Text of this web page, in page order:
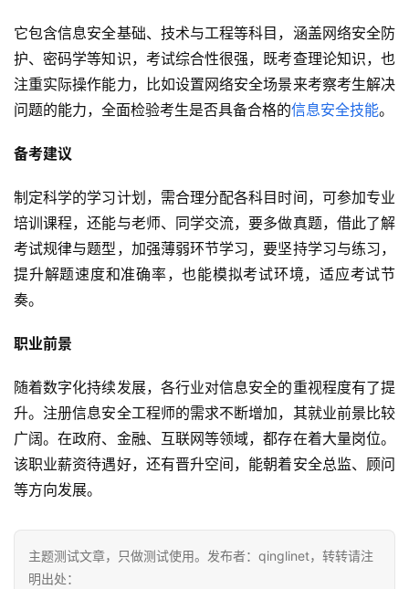
它包含信息安全基础、技术与工程等科目，涵盖网络安全防
护、密码学等知识，考试综合性很强，既考查理论知识，也
注重实际操作能力，比如设置网络安全场景来考察考生解决
问题的能力，全面检验考生是否具备合格的信息安全技能。
备考建议
制定科学的学习计划，需合理分配各科目时间，可参加专业
培训课程，还能与老师、同学交流，要多做真题，借此了解
考试规律与题型，加强薄弱环节学习，要坚持学习与练习，
提升解题速度和准确率，也能模拟考试环境，适应考试节
奏。
职业前景
随着数字化持续发展，各行业对信息安全的重视程度有了提
升。注册信息安全工程师的需求不断增加，其就业前景比较
广阔。在政府、金融、互联网等领域，都存在着大量岗位。
该职业薪资待遇好，还有晋升空间，能朝着安全总监、顾问
等方向发展。
主题测试文章，只做测试使用。发布者：qinglinet，转转请注
明出处：